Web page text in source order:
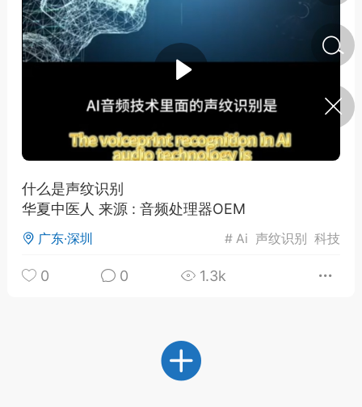
节返乡期间“闪
0
如何购买【理肺清瘟膏】
【养正护络膏】？
小海（HAi）
平，顺时收
谷气行、营卫通：内经视角
下的脾胃调养要义
什么是声纹识别
华夏中医人 来源 : 音频处理器OEM
广东·深圳 # Ai 声纹识别 科技
0 0 1.3k